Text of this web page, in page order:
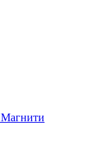
Магнити